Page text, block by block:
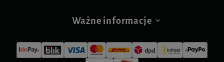
Ważne informacje